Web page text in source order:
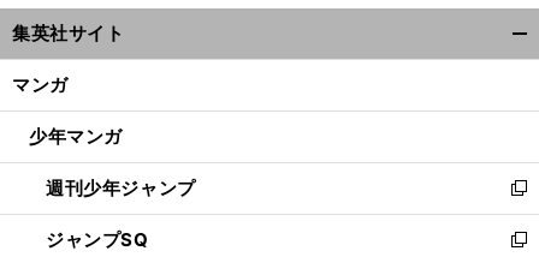
ウ
ィ
ン
ウ
開
く
集英社サイト
マンガ
少年マンガ
週刊少年ジャンプ
新
し
い
ジャンプSQ
新